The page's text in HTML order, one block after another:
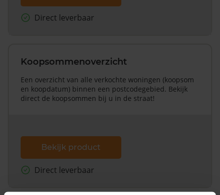
Direct leverbaar
Koopsommenoverzicht
Een overzicht van alle verkochte woningen (koopsom
en koopdatum) binnen een postcodegebied. Bekijk
direct de koopsommen bij u in de straat!
Bekijk product
Direct leverbaar